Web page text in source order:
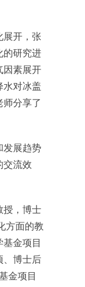
开，张
的研究进
因素展开
水对冰盖
师分享了
展趋势
交流效
，博士
方面的教
金项目
、博士后
金项目